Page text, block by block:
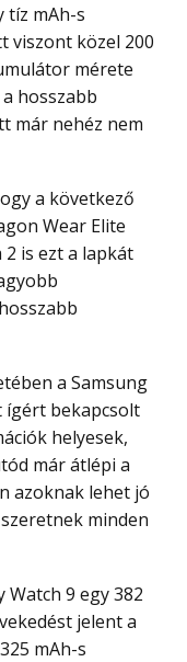
viszont közel 200
mérete
hosszabb
már nehéz nem
Wear Elite
2 is ezt a lapkát
ígért bekapcsolt
helyesek,
már átlépi a
azoknak lehet jó
minden
jelent a
mAh-s